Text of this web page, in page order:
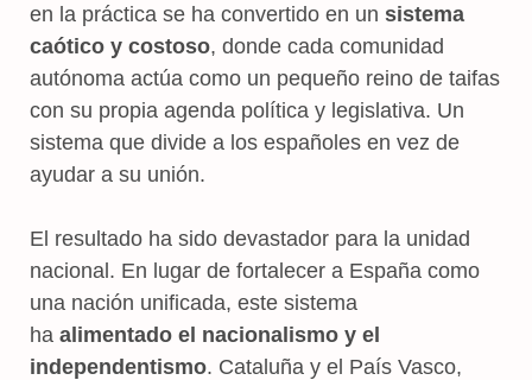
en la práctica se ha convertido en un sistema
caótico y costoso, donde cada comunidad
autónoma actúa como un pequeño reino de taifas
con su propia agenda política y legislativa. Un
sistema que divide a los españoles en vez de
ayudar a su unión.
El resultado ha sido devastador para la unidad
nacional. En lugar de fortalecer a España como
una nación unificada, este sistema
ha alimentado el nacionalismo y el
independentismo. Cataluña y el País Vasco,